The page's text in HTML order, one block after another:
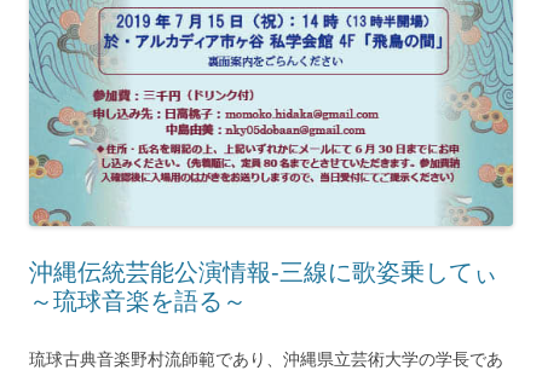
沖縄伝統芸能公演情報‐三線に歌姿乗してぃ
～琉球音楽を語る～
琉球古典音楽野村流師範であり、沖縄県立芸術大学の学長であ